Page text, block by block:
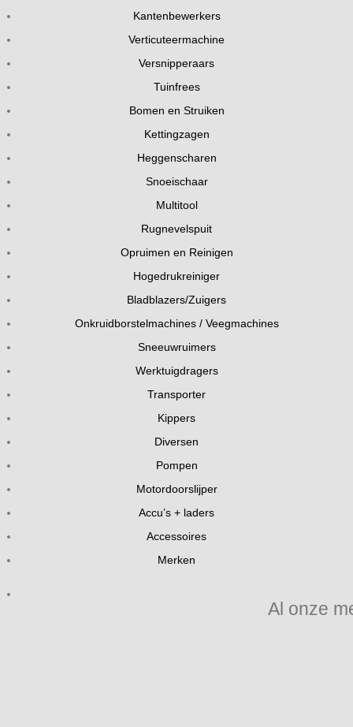
Kantenbewerkers
Verticuteermachine
Versnipperaars
Tuinfrees
Bomen en Struiken
Kettingzagen
Heggenscharen
Snoeischaar
Multitool
Rugnevelspuit
Opruimen en Reinigen
Hogedrukreiniger
Bladblazers/Zuigers
Onkruidborstelmachines / Veegmachines
Sneeuwruimers
Werktuigdragers
Transporter
Kippers
Diversen
Pompen
Motordoorslijper
Accu’s + laders
Accessoires
Merken
Al onze